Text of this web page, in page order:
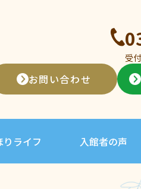
受
お問い合わせ
りライフ 入館者の声